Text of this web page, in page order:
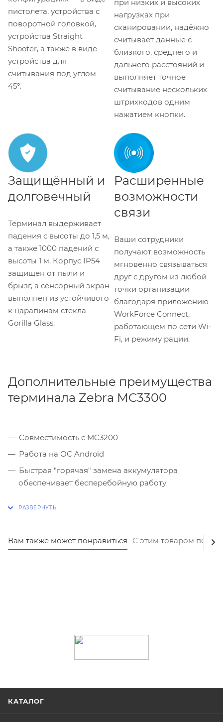
пистолета, устройства с
поворотной головкой,
устройства Straight
Shooter, а также в виде
устройства для
считывания под углом
45º.
при низких и высоких
нагрузках при
сканировании, надёжно
считывает данные с
близкого, среднего и
дальнего расстояний и
выполняет точное
считывание нескольких
штрихкодов одним
нажатием кнопки.
Защищённый и
долговечный
Терминал выдерживает
падения с высоты до 1,5 м,
а также 1000 падений с
высоты 1 м. Корпус IP54
защищен от пыли и
брызг, а сенсорный экран
выполнен из устойчивого
к царапинам стекла
Gorilla Glass.
Расширенные
возможности
связи
Ваши сотрудники
получают возможность
мгновенно связываться
друг с другом из любой
точки организации
благодаря приложению
WorkForce Connect,
работающем по сети Wi-
Fi, и режиму рации.
Дополнительные преимущества
терминала Zebra MC3300
Совместимость с MC3200
Работа на ОС Android
Быстрая "горячая" замена аккумулятора
обеспечивает бесперебойную работу
нажатием
Вам также может понравиться С этим товаром
КАТАЛОГ